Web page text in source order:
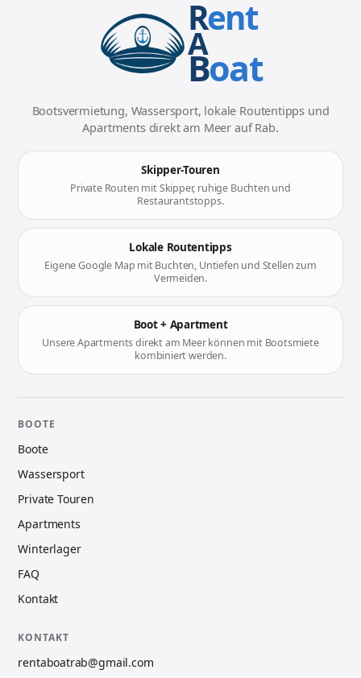
Rent
A
Boat
Bootsvermietung, Wassersport, lokale Routentipps und
Apartments direkt am Meer auf Rab.
Skipper-Touren
Private Routen mit Skipper, ruhige Buchten und
Restaurantstopps.
Lokale Routentipps
Eigene Google Map mit Buchten, Untiefen und Stellen zum
Vermeiden.
Boot + Apartment
Unsere Apartments direkt am Meer können mit Bootsmiete
kombiniert werden.
BOOTE
Boote
Wassersport
Private Touren
Apartments
Winterlager
FAQ
Kontakt
KONTAKT
rentaboatrab@gmail.com